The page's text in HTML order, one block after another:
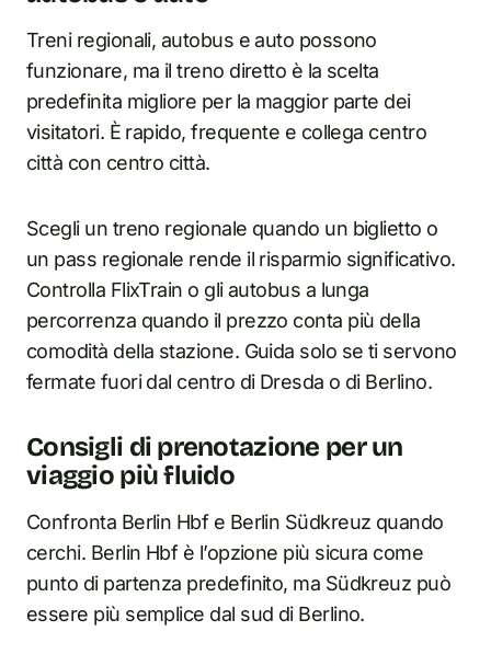
Treni regionali, autobus e auto possono
funzionare, ma il treno diretto è la scelta
predefinita migliore per la maggior parte dei
visitatori. È rapido, frequente e collega centro
città con centro città.
Scegli un treno regionale quando un biglietto o
un pass regionale rende il risparmio significativo.
Controlla FlixTrain o gli autobus a lunga
percorrenza quando il prezzo conta più della
comodità della stazione. Guida solo se ti servono
fermate fuori dal centro di Dresda o di Berlino.
Consigli di prenotazione per un
viaggio più fluido
Confronta Berlin Hbf e Berlin Südkreuz quando
cerchi. Berlin Hbf è l’opzione più sicura come
punto di partenza predefinito, ma Südkreuz può
essere più semplice dal sud di Berlino.